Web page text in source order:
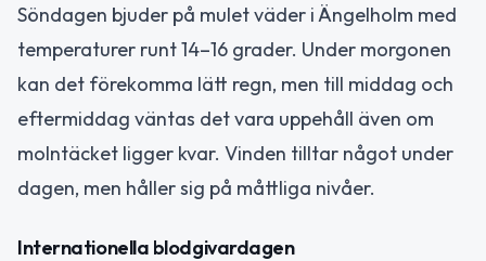
Söndagen bjuder på mulet väder i Ängelholm med
temperaturer runt 14–16 grader. Under morgonen
kan det förekomma lätt regn, men till middag och
eftermiddag väntas det vara uppehåll även om
molntäcket ligger kvar. Vinden tilltar något under
dagen, men håller sig på måttliga nivåer.
Internationella blodgivardagen